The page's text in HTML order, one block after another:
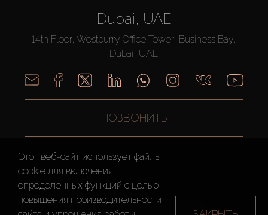
Dubai, UAE
14th Floor, Westburry Office Tower, Business Bay,
Dubai, UAE
ПОЗВОНИТЬ
AX CAPITAL ©2026 Все Права Защищены
Этот веб-сайт использует файлы
cookie для включения
определенных функций c целью
повышения производительности